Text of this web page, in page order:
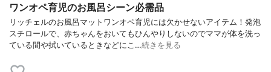
ワンオペ育児のお風呂シーン必需品
リッチェルのお風呂マットワンオペ育児には欠かせないアイテム！発泡
スチロールで、赤ちゃんをおいてもひんやりしないのでママが体を洗っ
ている間や拭いているときなどにこ…続きを見る